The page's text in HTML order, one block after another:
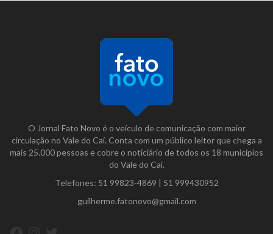
O Jornal Fato Novo é o veículo de comunicação com maior
circulação no Vale do Caí. Conta com um público leitor que chega a
mais 25.000 pessoas e cobre o noticiário de todos os 18 municípios
do Vale do Caí.
Telefones: 51 99823-4869 | 51 999430952
guilherme.fatonovo@gmail.com